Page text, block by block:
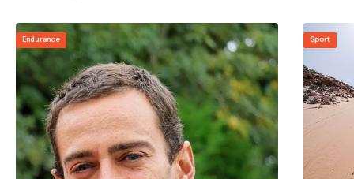
Endurance Sport